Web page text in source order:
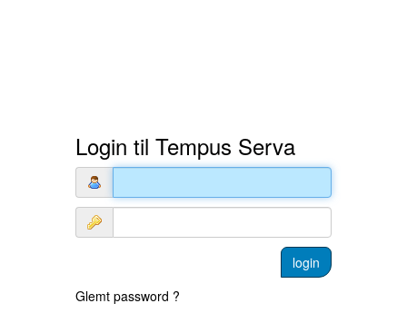
Login til Tempus Serva
Glemt password ?